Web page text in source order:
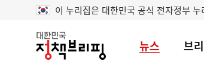
이 누리집은 대한민국 공식 전자정부 누
대
뉴스 브